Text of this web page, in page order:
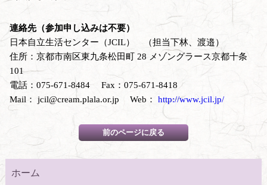
連絡先（参加申し込みは不要）
日本自立生活センター（JCIL） （担当下林、渡邉）
住所：京都市南区東九条松田町 28 メゾングラース京都十条
101
電話：075-671-8484 Fax：075-671-8418
Mail： jcil@cream.plala.or.jp Web： http://www.jcil.jp/
ホーム